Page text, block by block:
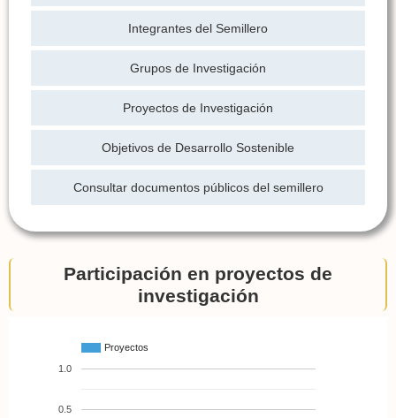
Integrantes del Semillero
Grupos de Investigación
Proyectos de Investigación
Objetivos de Desarrollo Sostenible
Consultar documentos públicos del semillero
Participación en proyectos de
investigación
Proyectos
0.5
1.0